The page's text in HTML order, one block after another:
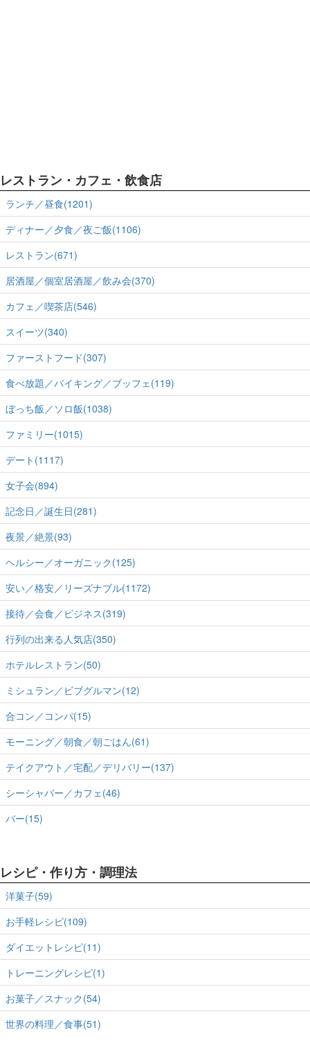
レストラン・カフェ・飲食店
ランチ／昼食(1201)
ディナー／夕食／夜ご飯(1106)
レストラン(671)
居酒屋／個室居酒屋／飲み会(370)
カフェ／喫茶店(546)
スイーツ(340)
ファーストフード(307)
食べ放題／バイキング／ブッフェ(119)
ぼっち飯／ソロ飯(1038)
ファミリー(1015)
デート(1117)
女子会(894)
記念日／誕生日(281)
夜景／絶景(93)
ヘルシー／オーガニック(125)
安い／格安／リーズナブル(1172)
接待／会食／ビジネス(319)
行列の出来る人気店(350)
ホテルレストラン(50)
ミシュラン／ビブグルマン(12)
合コン／コンパ(15)
モーニング／朝食／朝ごはん(61)
テイクアウト／宅配／デリバリー(137)
シーシャバー／カフェ(46)
バー(15)
レシピ・作り方・調理法
洋菓子(59)
お手軽レシピ(109)
ダイエットレシピ(11)
トレーニングレシピ(1)
お菓子／スナック(54)
世界の料理／食事(51)